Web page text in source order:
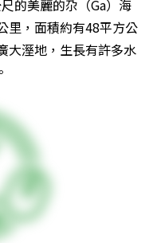
的美麗的尕（Ga）海
里，面積約有48平方公
大溼地，生長有許多水